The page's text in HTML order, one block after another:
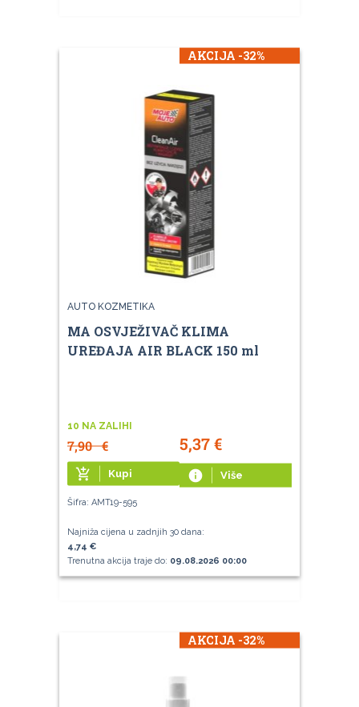
AKCIJA -32%
AUTO KOZMETIKA
MA OSVJEŽIVAČ KLIMA
UREĐAJA AIR BLACK 150 ml
10 NA ZALIHI
7,90€ 5,37€
add_shopping_cart Kupi info Više
Šifra: AMT19-595
Najniža cijena u zadnjih 30 dana:
4,74 €
Trenutna akcija traje do: 09.08.2026 00:00
AKCIJA -32%